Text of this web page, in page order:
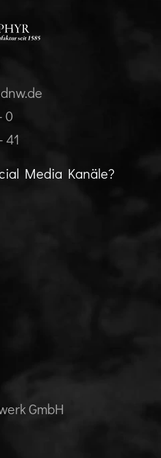
0
41
Media Kanäle?
GmbH